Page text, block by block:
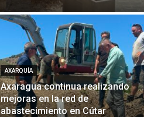
AXARQUÍA
Axaragua continua realizando
mejoras en la red de
abastecimiento en Cútar